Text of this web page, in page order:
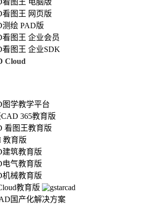
看图王 网页版
绘 PAD版
图王 企业会员
看图王 企业SDK
Cloud
图学教学平台
365教育版
看图王教育版
教育版
建筑教育版
电气教育版
机械教育版
教育版